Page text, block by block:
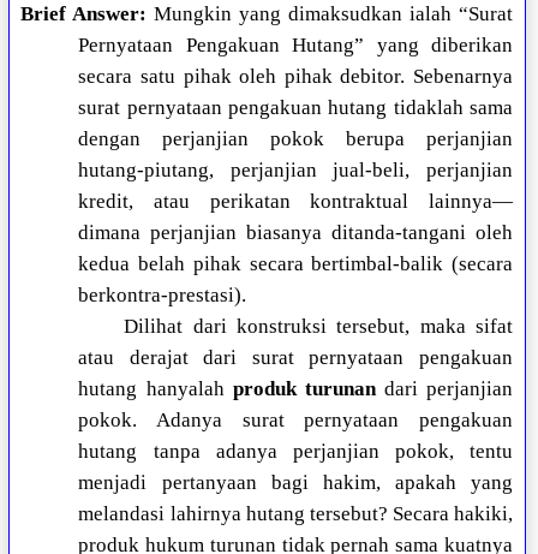
Brief Answer: Mungkin yang dimaksudkan ialah “Surat
Pernyataan Pengakuan Hutang” yang diberikan
secara satu pihak oleh pihak debitor. Sebenarnya
surat pernyataan pengakuan hutang tidaklah sama
dengan perjanjian pokok berupa perjanjian
hutang-piutang, perjanjian jual-beli, perjanjian
kredit, atau perikatan kontraktual lainnya—
dimana perjanjian biasanya ditanda-tangani oleh
kedua belah pihak secara bertimbal-balik (secara
berkontra-prestasi).
Dilihat dari konstruksi tersebut, maka sifat
atau derajat dari surat pernyataan pengakuan
hutang hanyalah produk turunandari perjanjian
pokok. Adanya surat pernyataan pengakuan
hutang tanpa adanya perjanjian pokok, tentu
menjadi pertanyaan bagi hakim, apakah yang
melandasi lahirnya hutang tersebut? Secara hakiki,
produk hukum turunan tidak pernah sama kuatnya